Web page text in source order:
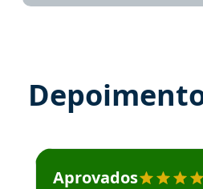
Estudante José recomenda o
Aprovados